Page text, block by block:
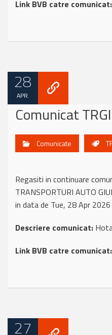
Link BVB catre comunicat:
28
APR.
Comunicat
Comunicate
Regasiti in continuare
TRANSPORTURI AUTO
in data de Tue, 28 Apr
Descriere comunicat:
Link BVB catre comunicat:
27